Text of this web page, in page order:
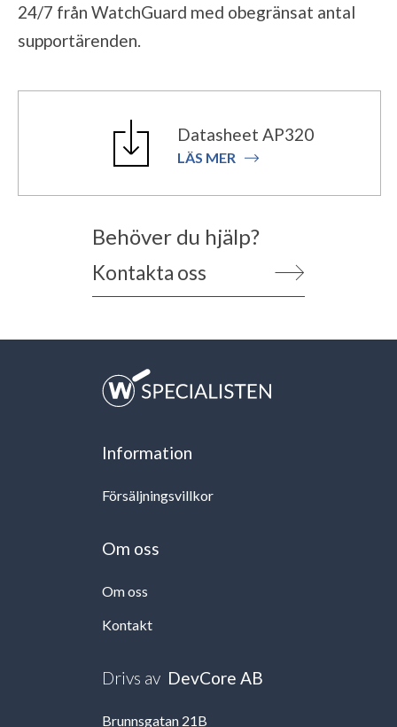
24/7 från WatchGuard med obegränsat antal
supportärenden.
Datasheet AP320
LÄS MER
Behöver du hjälp?
Kontakta oss
Information
Försäljningsvillkor
Om oss
Om oss
Kontakt
Drivs av DevCore AB
Brunnsgatan 21B